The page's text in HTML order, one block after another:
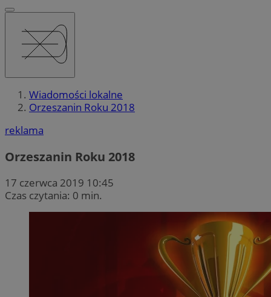
Wiadomości lokalne
Orzeszanin Roku 2018
reklama
Orzeszanin Roku 2018
17 czerwca 2019 10:45
Czas czytania: 0 min.